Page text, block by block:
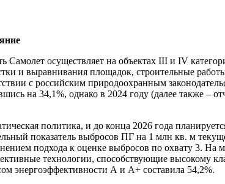
Самолет осуществляет на объектах III и IV
и выравнивания площадок, строительные
с российским природоохранным
на 34,1%, однако в 2024 году (далее также –
политика, и до конца 2026 года
показатель выбросов ПГ на 1 млн кв. м
подхода к оценке выбросов по охвату 3. На
технологии, способствующие высокому
энергоэффективности А и А+ составила 54,2%.